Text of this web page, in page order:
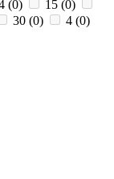
(0) 15 (0)
30 (0) 4 (0)